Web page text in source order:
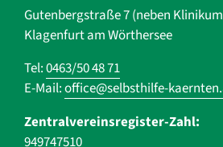
Gutenbergstraße 7 (neben
Klagenfurt am Wörthersee
Tel:0463/50 48 71
E-Mail:office@selbsthilfe-
Zentralvereinsregister-Zahl:
949747510